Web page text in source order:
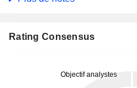
Rating Consensus